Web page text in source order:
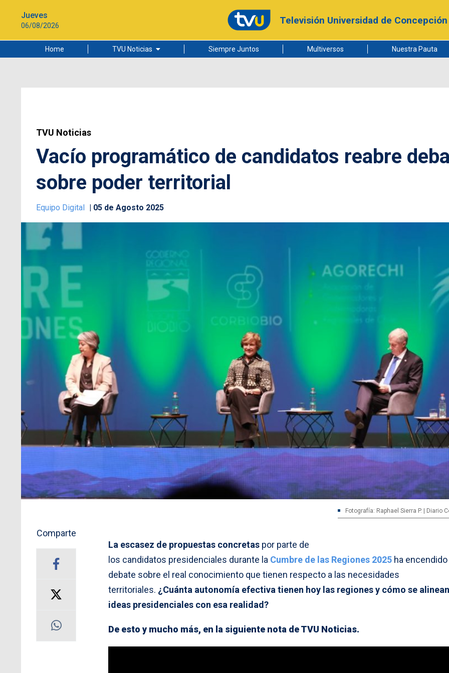
Jueves
06/08/2026 Televisión Universidad de Concepción
Home TVU Noticias
Ciudad
Siempre Juntos Multiversos Nuestra Pauta
TVU Noticias
Vacío programático de candidatos reabre
sobre poder territorial
Equipo Digital 05 de Agosto 2025
Fotografía: Raphael Sierra P. | Diario
Comparte
La escasez de propuestas concretas por parte de
los candidatos presidenciales durante la Cumbre de las Regiones 2025 ha
debate sobre el real conocimiento que tienen respecto a las necesidades
territoriales. ¿Cuánta autonomía efectiva tienen hoy las regiones y cómo se
ideas presidenciales con esa realidad?
De esto y mucho más, en la siguiente nota de TVU Noticias.